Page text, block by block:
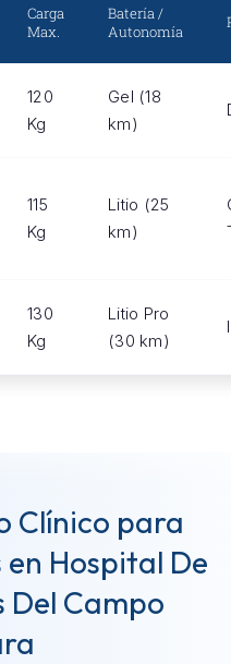
Carga
Max.
Batería /
Autonomía
120
Kg
Gel (18
km)
115
Kg
Litio (25
km)
130
Kg
Litio Pro
(30 km)
Clínico para
Hospital De
Del Campo